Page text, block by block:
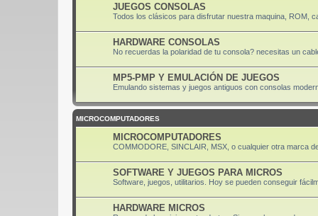
JUEGOS CONSOLAS
Todos los clásicos para disfrutar nuestra maquina, ROM,
HARDWARE CONSOLAS
No recuerdas la polaridad de tu consola? necesitas un
MP5-PMP Y EMULACIÓN DE JUEGOS
Emulando sistemas y juegos antiguos con consolas
MICROCOMPUTADORES
MICROCOMPUTADORES
COMMODORE, SINCLAIR, MSX, o cualquier otra marca
SOFTWARE Y JUEGOS PARA MICROS
Software, juegos, utilitarios. Hoy se pueden conseguir
HARDWARE MICROS